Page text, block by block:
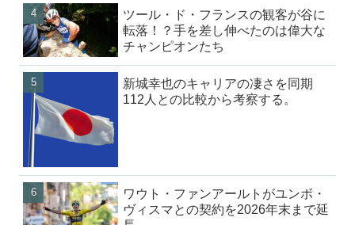
ツール・ド・フランスの観客が谷に
転落！？手を差し伸べたのは偉大な
チャンピオンたち
新城幸也のキャリアの凄さを同期
112人との比較から考察する。
ワウト・ファンアールトがユンボ・
ヴィスマとの契約を2026年末まで延